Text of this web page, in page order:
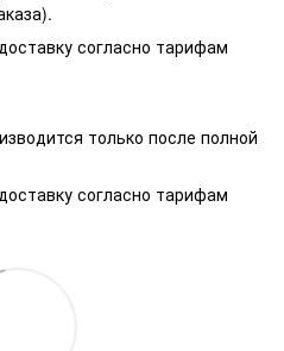
согласно тарифам
только после полной
согласно тарифам